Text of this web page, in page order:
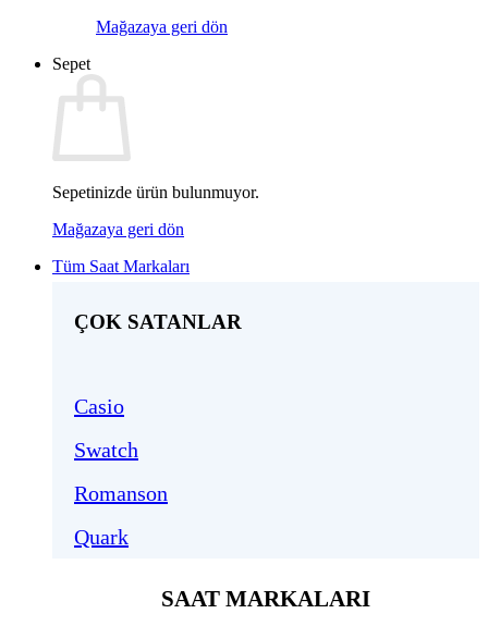
Mağazaya geri dön
Sepet
Sepetinizde ürün bulunmuyor.
Mağazaya geri dön
Tüm Saat Markaları
ÇOK SATANLAR
Casio
Swatch
Romanson
Quark
SAAT MARKALARI